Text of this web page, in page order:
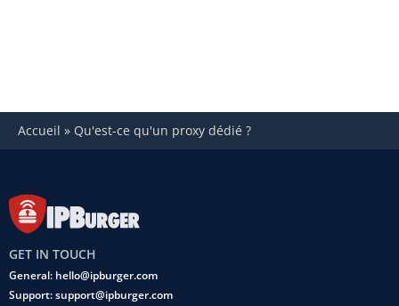
Accueil » Qu'est-ce qu'un proxy dédié ?
GET IN TOUCH
General: hello@ipburger.com
Support: support@ipburger.com